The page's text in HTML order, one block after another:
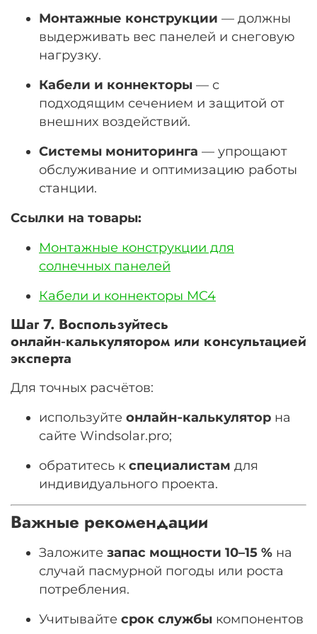
Монтажные конструкции — должны
выдерживать вес панелей и снеговую
нагрузку.
Кабели и коннекторы — с
подходящим сечением и защитой от
внешних воздействий.
Системы мониторинга — упрощают
обслуживание и оптимизацию работы
станции.
Ссылки на товары:
Монтажные конструкции для
солнечных панелей
Кабели и коннекторы MC4
Шаг 7. Воспользуйтесь
онлайн‑калькулятором или консультацией
эксперта
Для точных расчётов:
используйте онлайн‑калькулятор на
сайте Windsolar.pro;
обратитесь к специалистам для
индивидуального проекта.
Важные рекомендации
Заложите запас мощности 10–15 % на
случай пасмурной погоды или роста
потребления.
Учитывайте срок службы компонентов